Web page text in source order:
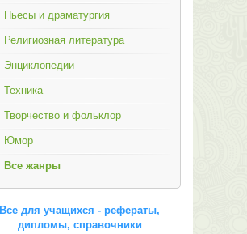
Пьесы и драматургия
Религиозная литература
Энциклопедии
Техника
Творчество и фольклор
Юмор
Все жанры
Все для учащихся - рефераты,
дипломы, справочники